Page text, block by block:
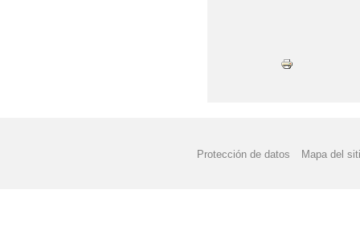
Protección de datos Mapa del